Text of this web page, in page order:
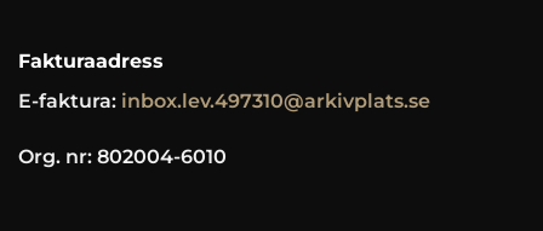
Fakturaadress
E-faktura: inbox.lev.497310@arkivplats.se
Org. nr: 802004-6010